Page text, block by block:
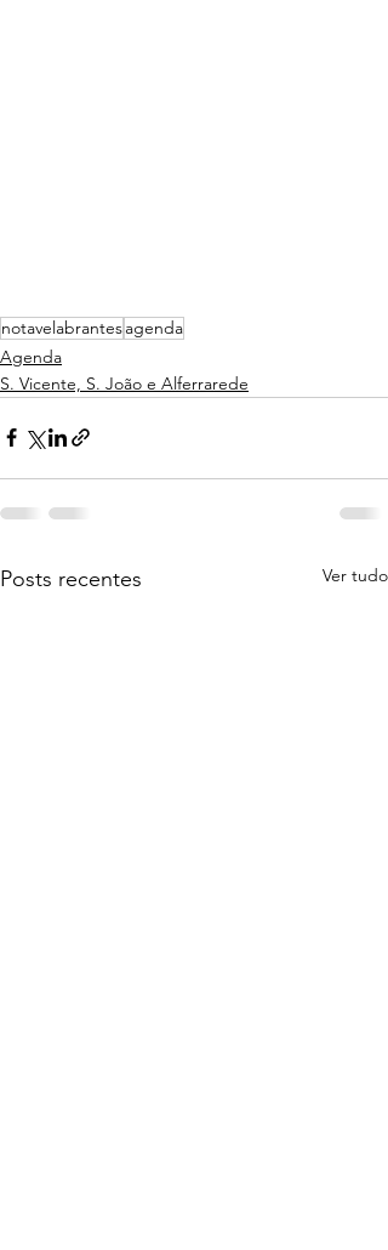
notavelabrantesagenda
Agenda
S. Vicente, S. João e Alferrarede
Posts recentes Ver tudo